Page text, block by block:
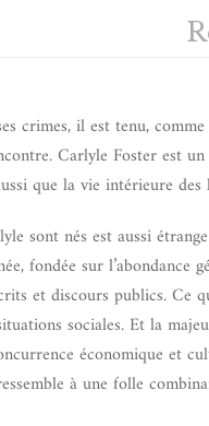
crimes, il est tenu,
Carlyle Foster est
que la vie intérieure
sont nés est aussi
fondée sur l’abondance
et discours publics.
sociales. Et la
économique et
à une folle